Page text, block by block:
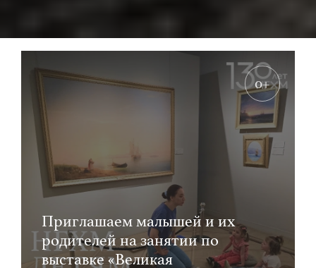
0+
Приглашаем малышей и их
родителей на занятии по
выставке «Великая